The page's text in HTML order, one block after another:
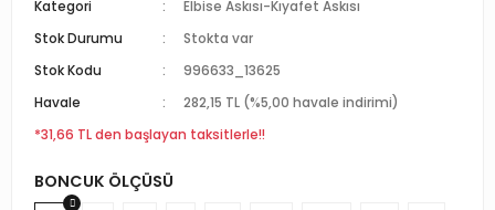
Prova Mankeni
Terzi Mankenleri
terzi mankeni
Mankenleri
mankeni
Tel Kancalar
Fotoğraf Çekim Mankenleri
Döner Platform
Kategori
Elbise Askısı-Kıyafet Askısı
Stok Durumu
Stokta var
Stok Kodu
996633_13625
Havale
282,15 TL (%5,00 havale indirimi)
*31,66 TL den başlayan taksitlerle!!
BONCUK ÖLÇÜSÜ